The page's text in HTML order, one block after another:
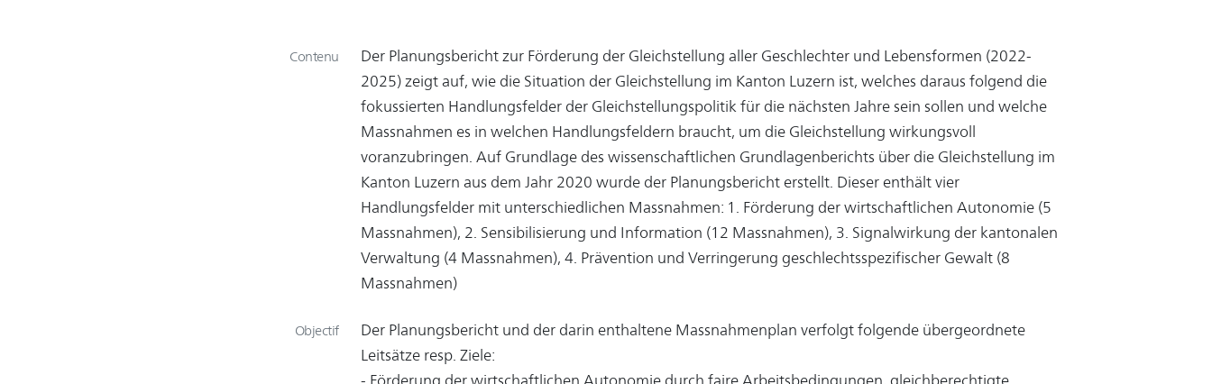
Contenu
Der Planungsbericht zur Förderung der Gleichstellung aller Geschlechter und Lebensformen (2022-
2025) zeigt auf, wie die Situation der Gleichstellung im Kanton Luzern ist, welches daraus folgend die
fokussierten Handlungsfelder der Gleichstellungspolitik für die nächsten Jahre sein sollen und welche
Massnahmen es in welchen Handlungsfeldern braucht, um die Gleichstellung wirkungsvoll
voranzubringen. Auf Grundlage des wissenschaftlichen Grundlagenberichts über die Gleichstellung im
Kanton Luzern aus dem Jahr 2020 wurde der Planungsbericht erstellt. Dieser enthält vier
Handlungsfelder mit unterschiedlichen Massnahmen: 1. Förderung der wirtschaftlichen Autonomie (5
Massnahmen), 2. Sensibilisierung und Information (12 Massnahmen), 3. Signalwirkung der kantonalen
Verwaltung (4 Massnahmen), 4. Prävention und Verringerung geschlechtsspezifischer Gewalt (8
Massnahmen)
Objectif
Der Planungsbericht und der darin enthaltene Massnahmenplan verfolgt folgende übergeordnete
Leitsätze resp. Ziele:
- Förderung der wirtschaftlichen Autonomie durch faire Arbeitsbedingungen, gleichberechtigte